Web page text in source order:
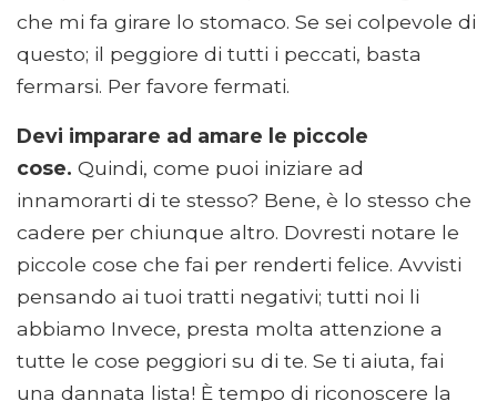
che mi fa girare lo stomaco. Se sei colpevole di
questo; il peggiore di tutti i peccati, basta
fermarsi. Per favore fermati.
Devi imparare ad amare le piccole
cose. Quindi, come puoi iniziare ad
innamorarti di te stesso? Bene, è lo stesso che
cadere per chiunque altro. Dovresti notare le
piccole cose che fai per renderti felice. Avvisti
pensando ai tuoi tratti negativi; tutti noi li
abbiamo Invece, presta molta attenzione a
tutte le cose peggiori su di te. Se ti aiuta, fai
una dannata lista! È tempo di riconoscere la